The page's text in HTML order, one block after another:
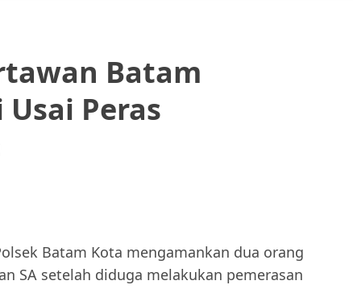
Batam
Peras
Batam Kota mengamankan dua orang
SA setelah diduga melakukan pemerasan